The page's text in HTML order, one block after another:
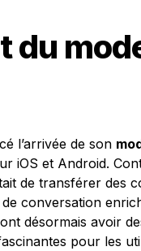
du
l’arrivée de son
iOS et Android.
de transférer des
conversation
désormais avoir
pour les